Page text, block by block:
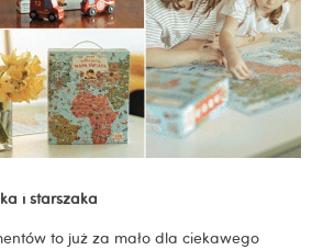
i starszaka
to już za mało dla ciekawego